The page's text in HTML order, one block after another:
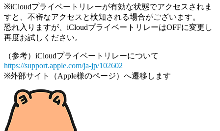
※iCloudプライベートリレーが有効な状態でアクセスされま
すと、不審なアクセスと検知される場合がございます。
恐れ入りますが、iCloudプライベートリレーはOFFに変更し
再度お試しください。
（参考）iCloudプライベートリレーについて
https://support.apple.com/ja-jp/102602
※外部サイト（Apple様のページ）へ遷移します